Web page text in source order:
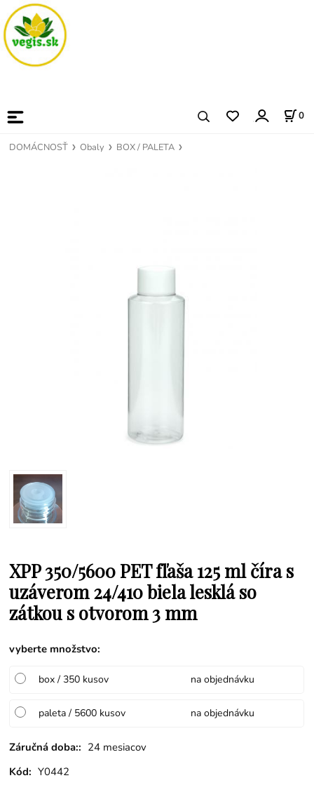
0
DOMÁCNOSŤ Obaly BOX / PALETA
XPP 350/5600 PET fľaša 125 ml číra s
uzáverom 24/410 biela lesklá so
zátkou s otvorom 3 mm
vyberte množstvo:
box / 350 kusov na objednávku
paleta / 5600 kusov na objednávku
Záručná doba:: 24 mesiacov
Kód: Y0442